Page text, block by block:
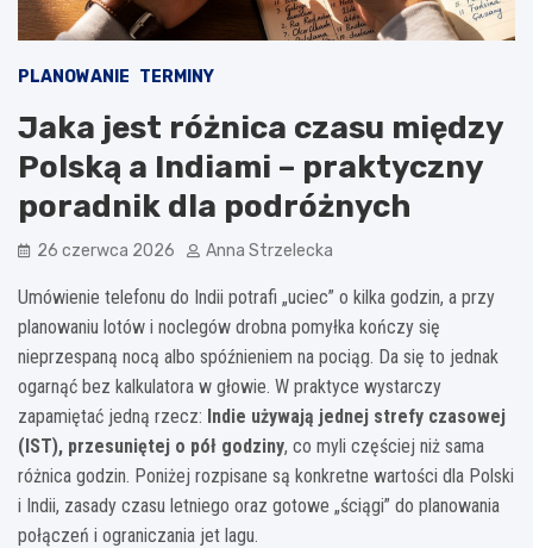
PLANOWANIE TERMINY
Jaka jest różnica czasu między
Polską a Indiami – praktyczny
poradnik dla podróżnych
26 czerwca 2026 Anna Strzelecka
Umówienie telefonu do Indii potrafi „uciec” o kilka godzin, a przy
planowaniu lotów i noclegów drobna pomyłka kończy się
nieprzespaną nocą albo spóźnieniem na pociąg. Da się to jednak
ogarnąć bez kalkulatora w głowie. W praktyce wystarczy
zapamiętać jedną rzecz: Indie używają jednej strefy czasowej
(IST), przesuniętej o pół godziny, co myli częściej niż sama
różnica godzin. Poniżej rozpisane są konkretne wartości dla Polski
i Indii, zasady czasu letniego oraz gotowe „ściągi” do planowania
połączeń i ograniczania jet lagu.